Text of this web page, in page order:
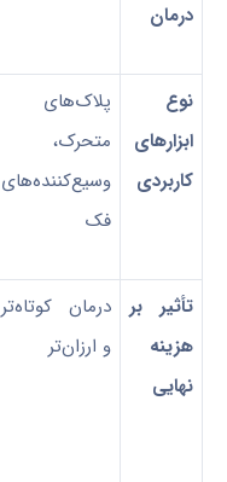
درمان
نوع
ابزارهای
کاربردی
پلاک‌های
متحرک،
وسیع‌کننده‌های
فک
تأثیر بر
هزینه
نهایی
درمان کوتاه‌تر
و ارزان‌تر